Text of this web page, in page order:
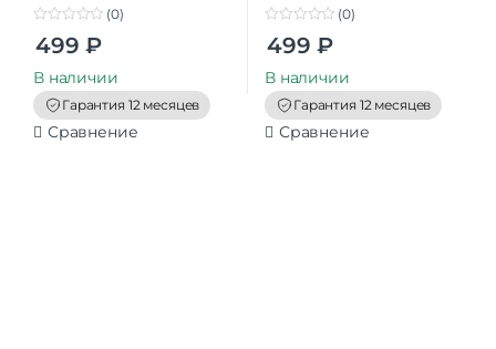
o
t
o
f
5
(0)
499 ₽
В наличии
Гарантия 12 месяцев
Сравнение
o
t
o
f
5
(0)
499 ₽
В наличии
Гарантия 12 месяцев
Сравнение